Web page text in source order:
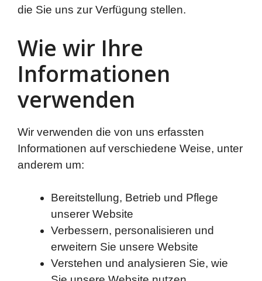
die Sie uns zur Verfügung stellen.
Wie wir Ihre
Informationen
verwenden
Wir verwenden die von uns erfassten
Informationen auf verschiedene Weise, unter
anderem um:
Bereitstellung, Betrieb und Pflege
unserer Website
Verbessern, personalisieren und
erweitern Sie unsere Website
Verstehen und analysieren Sie, wie